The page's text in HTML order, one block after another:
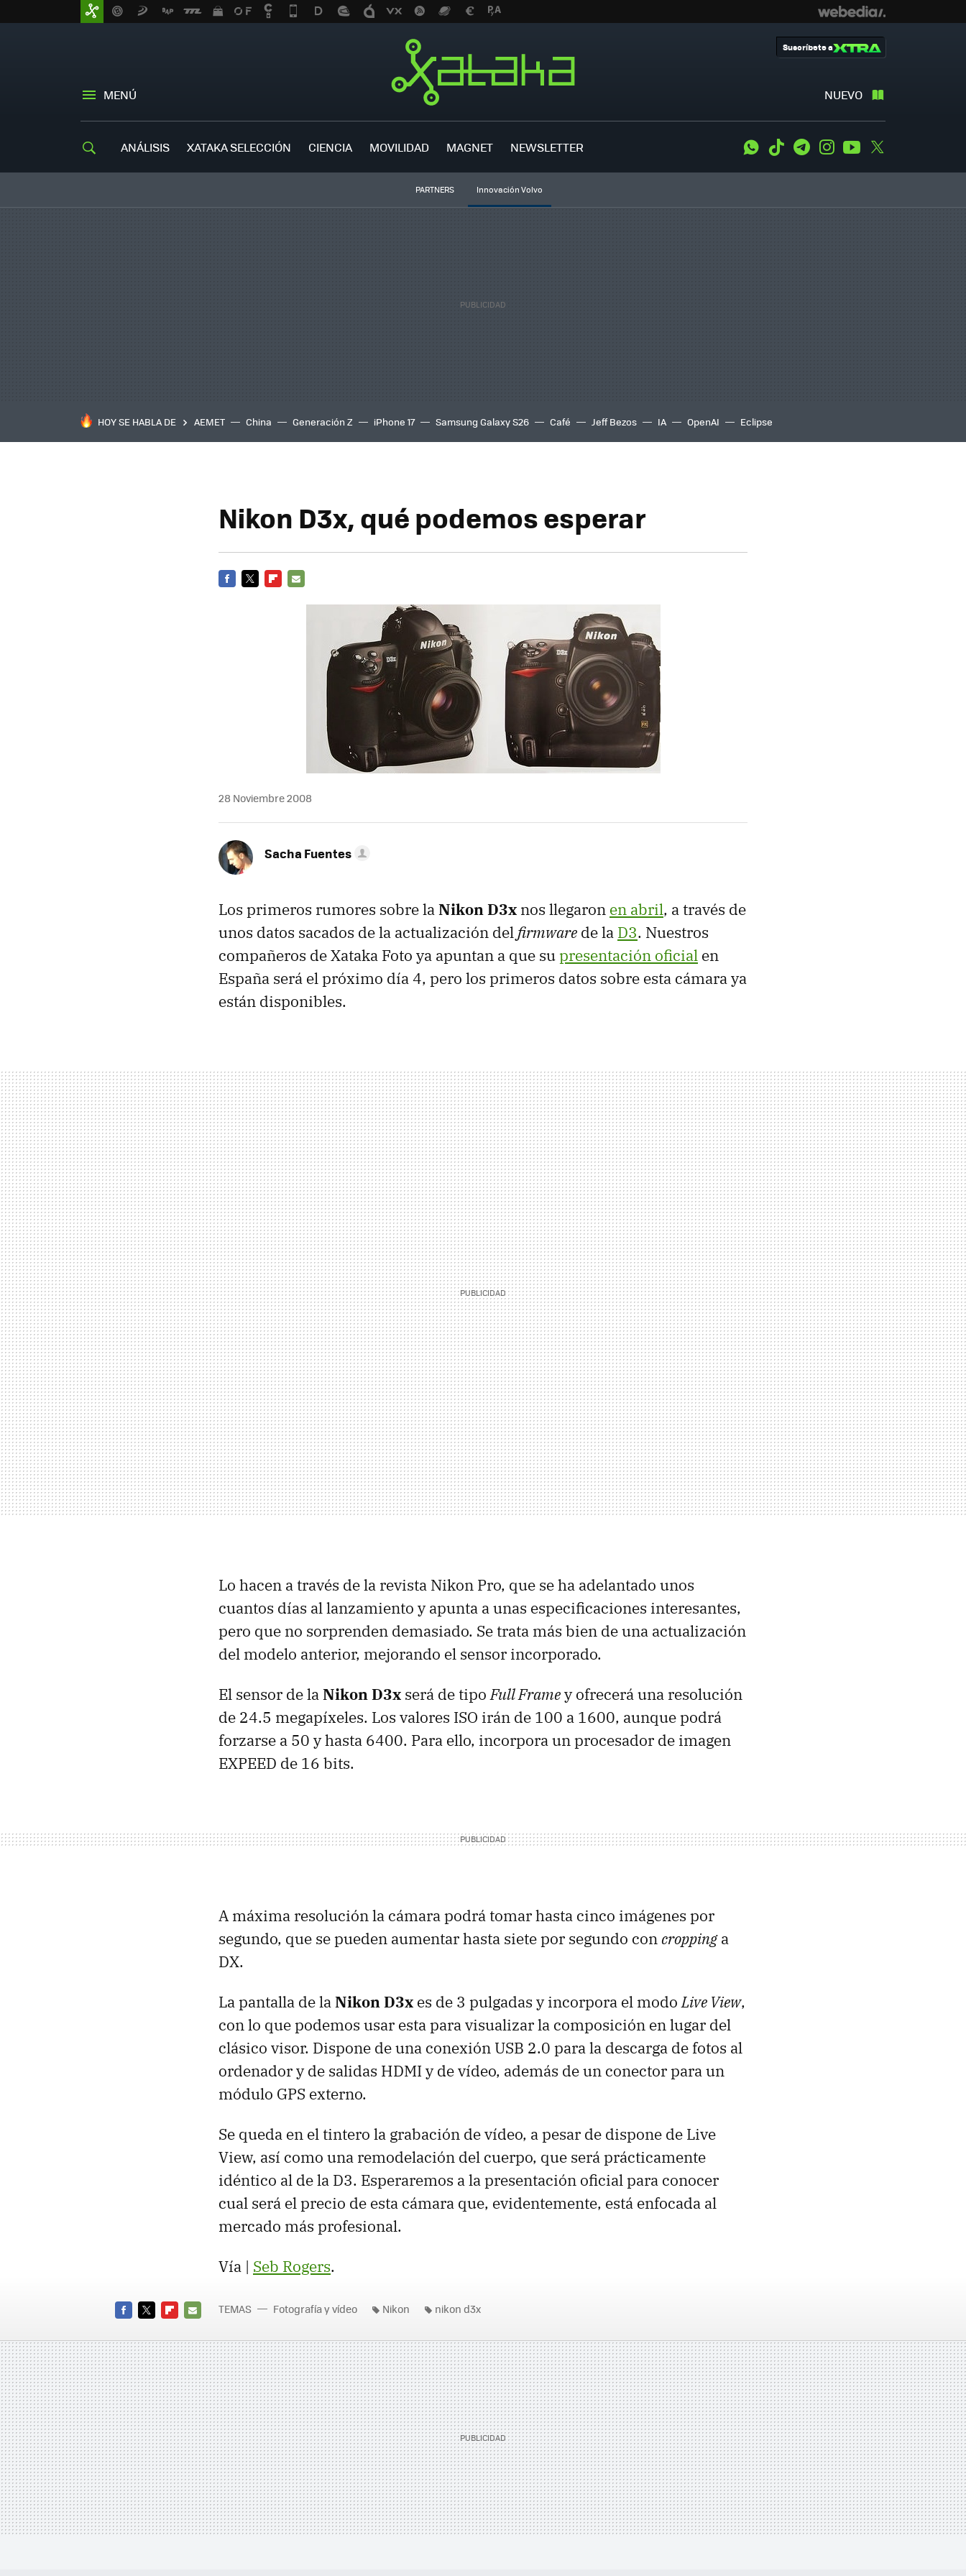
MENÚ NUEVO
Suscríbete a
ANÁLISIS XATAKA SELECCIÓN CIENCIA MOVILIDAD MAGNET NEWSLETTER WhatsApp
Tiktok TelegramInstagramYoutube
PARTNERS Innovación Volvo
HOY SE HABLA DE AEMET China Generación Z iPhone 17 Samsung Galaxy S26 Café Jeff Bezos IA OpenAI Eclipse
Nikon D3x, qué podemos esperar
28 Noviembre 2008
Sacha Fuentes
Los primeros rumores sobre laNikon D3x nos llegaron en abril, a través de
unos datos sacados de la actualización delfirmware de la D3. Nuestros
compañeros de Xataka Foto ya apuntan a que supresentación oficial en
España será el próximo día 4, pero los primeros datos sobre esta cámara ya
están disponibles.
Lo hacen a través de la revista Nikon Pro, que se ha adelantado unos
cuantos días al lanzamiento y apunta a unas especificaciones interesantes,
pero que no sorprenden demasiado. Se trata más bien de una actualización
del modelo anterior, mejorando el sensor incorporado.
El sensor de laNikon D3x será de tipoFull Framey ofrecerá una resolución
de 24.5 megapíxeles. Los valores ISO irán de 100 a 1600, aunque podrá
forzarse a 50 y hasta 6400. Para ello, incorpora un procesador de imagen
EXPEED de 16 bits.
A máxima resolución la cámara podrá tomar hasta cinco imágenes por
segundo, que se pueden aumentar hasta siete por segundo con croppinga
DX.
La pantalla de laNikon D3x es de 3 pulgadas y incorpora el modoLive View,
con lo que podemos usar esta para visualizar la composición en lugar del
clásico visor. Dispone de una conexión USB 2.0 para la descarga de fotos al
ordenador y de salidas HDMIy de vídeo, además de un conector para un
módulo GPS externo.
Se queda en el tintero la grabación de vídeo, a pesar de dispone de Live
View, así como una remodelación del cuerpo, que será prácticamente
idéntico al de la D3. Esperaremos a la presentación oficial para conocer
cual será el precio de esta cámara que, evidentemente, está enfocada al
mercado más profesional.
Vía | Seb Rogers.
MAIL
TEMAS Fotografía y vídeo Nikon nikon d3x